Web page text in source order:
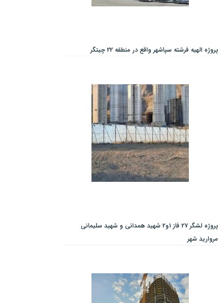
پروژه الهیه فرشته سپاشهر واقع در منطقه 22 چیتگر
پروژه لشگر 27 فاز 1و2 شهید همدانی و شهید سلیمانی
مروارید شهر